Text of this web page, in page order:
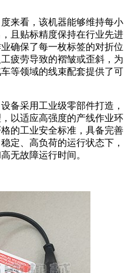
来看，该机器能够维持每小
且贴标精度保持在行业先进
确保了每一枚标签的对折位
疲劳导致的褶皱或歪斜，为
等领域的线束配套提供了可
备采用工业级零部件打造，
以适应高强度的产线作业环
的工业安全标准，具备完善
定、高负荷的运行状态下，
无故障运行时间。